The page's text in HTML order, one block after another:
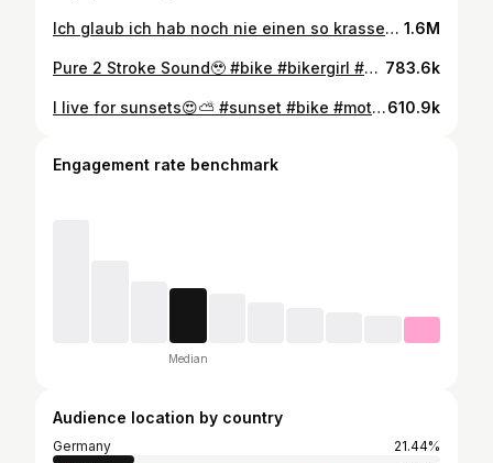
Ich glaub ich hab noch nie einen so krassen Sunset gesehen… #sunset #bike #bikelife #bikergirl #girl #supermoto #enduro #offroad #spot #motorrad #moped #bikerchick #bikerbabe #bikeporn #ktm #exc #husqvarna #2takt #boldfamily 1.6M
Pure 2 Stroke Sound🥹 #bike #bikergirl #girl #viral #girlonbike #soundcheck #sunset #2stroke #4stroke #sound #bikelife #bikerchick #bikerbabe #supermoto #ktm #husqvarna #exc 783.6k
I live for sunsets😍⛅️ #sunset #bike #motorrad #bikergirl #bikerbabe #enduro #offroad #bikelife #supermoto #trend #motocross #motogirl #bikeporn #ktm #exc #ktmexc #moped610.9k
Engagement rate benchmark
Median
Audience location by country
Germany
21.44%